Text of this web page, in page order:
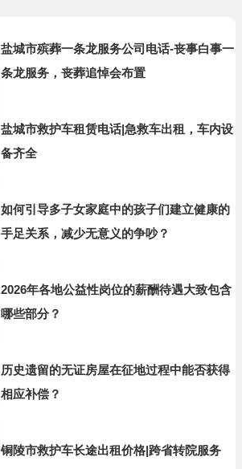
盐城市殡葬一条龙服务公司电话-丧事白事一
条龙服务，丧葬追悼会布置
盐城市救护车租赁电话|急救车出租，车内设
备齐全
如何引导多子女家庭中的孩子们建立健康的
手足关系，减少无意义的争吵？
2026年各地公益性岗位的薪酬待遇大致包含
哪些部分？
历史遗留的无证房屋在征地过程中能否获得
相应补偿？
铜陵市救护车长途出租价格|跨省转院服务